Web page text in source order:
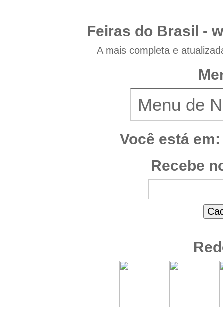
Feiras do Brasil -
A mais completa e
Você está em:
Recebe